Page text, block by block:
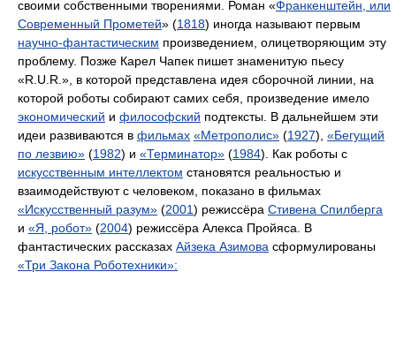
своими собственными творениями. Роман «Франкенштейн, или
Современный Прометей» (1818) иногда называют первым
научно-фантастическим произведением, олицетворяющим эту
проблему. Позже Карел Чапек пишет знаменитую пьесу
«R.U.R.», в которой представлена идея сборочной линии, на
которой роботы собирают самих себя, произведение имело
экономический и философский подтексты. В дальнейшем эти
идеи развиваются в фильмах «Метрополис» (1927), «Бегущий
по лезвию» (1982) и «Терминатор» (1984). Как роботы с
искусственным интеллектом становятся реальностью и
взаимодействуют с человеком, показано в фильмах
«Искусственный разум» (2001) режиссёра Стивена Спилберга
и «Я, робот» (2004) режиссёра Алекса Пройяса. В
фантастических рассказах Айзека Азимова сформулированы
«Три Закона Роботехники»: